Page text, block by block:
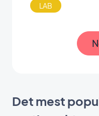
LAB
Det mest